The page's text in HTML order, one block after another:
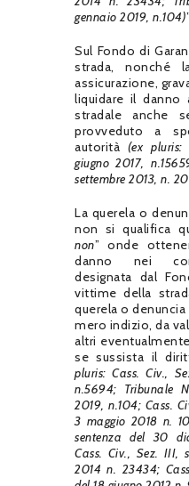
gennaio 2019, n.104)
Sul Fondo di
strada, nonché
assicurazione,
liquidare il
stradale anche
provveduto a
autorità (ex pluris:
giugno 2017,
settembre 2013, n.
La querela o
non si qualifica
non” onde
danno nei
designata dal
vittime della
querela o
mero indizio, da
altri
se sussista il
pluris: Cass. Civ.,
n.5694; Tribunale
2019, n.104; Cass.
3 maggio 2018 n.
sentenza del 30
Cass. Civ., Sez. III,
2014 n. 23434;